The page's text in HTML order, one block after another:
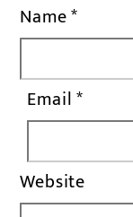
Name*
Email*
Website